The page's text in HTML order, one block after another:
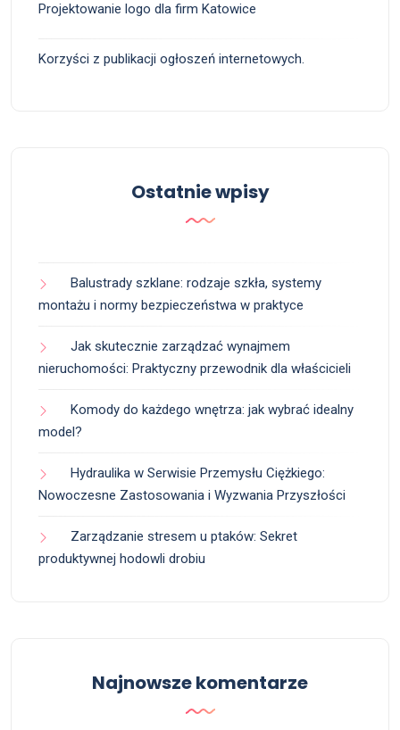
Projektowanie logo dla firm Katowice
Korzyści z publikacji ogłoszeń internetowych.
Ostatnie wpisy
Balustrady szklane: rodzaje szkła, systemy
montażu i normy bezpieczeństwa w praktyce
Jak skutecznie zarządzać wynajmem
nieruchomości: Praktyczny przewodnik dla właścicieli
Komody do każdego wnętrza: jak wybrać idealny
model?
Hydraulika w Serwisie Przemysłu Ciężkiego:
Nowoczesne Zastosowania i Wyzwania Przyszłości
Zarządzanie stresem u ptaków: Sekret
produktywnej hodowli drobiu
Najnowsze komentarze